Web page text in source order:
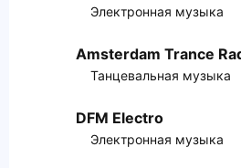
Электронная музыка
Amsterdam Trance
Танцевальная музыка
DFM Electro
Электронная музыка